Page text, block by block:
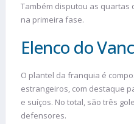
Também disputou as quartas
na primeira fase.
Elenco do
O plantel da franquia é
estrangeiros, com destaque
e suíços. No total, são três
defensores.